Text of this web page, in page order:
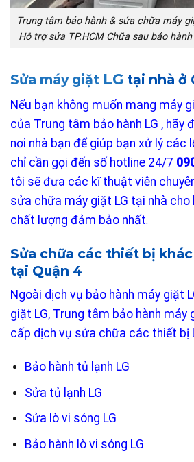
Trung tâm bảo hành & sửa chữa máy
Hỗ trợ sửa TP.HCM Chữa sau bảo
Sửa máy giặt LG tại nhà ở
Nếu bạn không muốn mang máy
của Trung tâm bảo hành LG , hãy
nơi nhà bạn để giúp bạn xử lý các
chỉ cần gọi đến số hotline 24/7
tôi sẽ đưa các kĩ thuật viên
sửa chữa máy giặt LG tại nhà cho
chất lượng đảm bảo nhất.
Sửa chữa các thiết bị
tại Quận 4
Ngoài dịch vụ bảo hành máy giặt
giặt LG, Trung tâm bảo hành máy
cấp dịch vụ sửa chữa các thiết bị
Bảo hành tủ lạnh LG
Sửa tủ lạnh LG
Sửa lò vi sóng LG
Bảo hành lò vi sóng LG